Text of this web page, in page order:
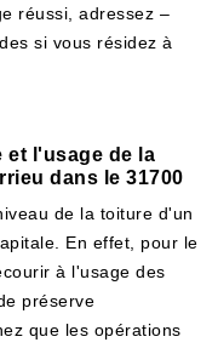
réussi, adressez –
si vous résidez à
et l'usage de la
dans le 31700
de la toiture d'un
En effet, pour le
à l'usage des
préserve
que les opérations